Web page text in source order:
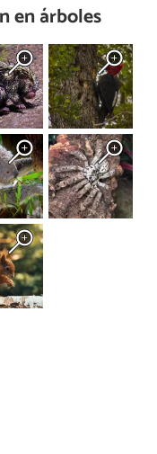
en árboles